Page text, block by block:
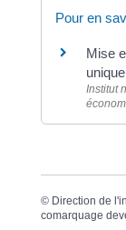
Pour en
Mise
unique
Institut
© Direction de
comarquage